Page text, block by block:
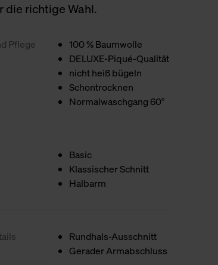
die richtige Wahl.
Pflege
100 % Baumwolle
DELUXE-Piqué-Qualität
nicht heiß bügeln
Schontrocknen
Normalwaschgang 60°
Basic
Klassischer Schnitt
Halbarm
Rundhals-Ausschnitt
Gerader Armabschluss